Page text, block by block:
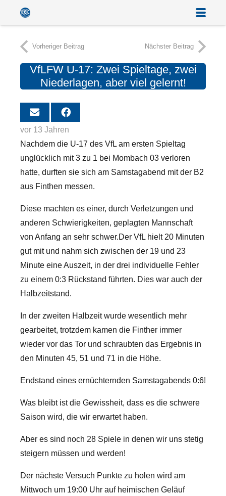
Vorheriger Beitrag Nächster Beitrag
VfLFW U-17: Zwei Spieltage, zwei
Niederlagen, aber viel gelernt!
vor 13 Jahren
Nachdem die U-17 des VfL am ersten Spieltag
unglücklich mit 3 zu 1 bei Mombach 03 verloren
hatte, durften sie sich am Samstagabend mit der B2
aus Finthen messen.
Diese machten es einer, durch Verletzungen und
anderen Schwierigkeiten, geplagten Mannschaft
von Anfang an sehr schwer.Der VfL hielt 20 Minuten
gut mit und nahm sich zwischen der 19 und 23
Minute eine Auszeit, in der drei individuelle Fehler
zu einem 0:3 Rückstand führten. Dies war auch der
Halbzeitstand.
In der zweiten Halbzeit wurde wesentlich mehr
gearbeitet, trotzdem kamen die Finther immer
wieder vor das Tor und schraubten das Ergebnis in
den Minuten 45, 51 und 71 in die Höhe.
Endstand eines ernüchternden Samstagabends 0:6!
Was bleibt ist die Gewissheit, dass es die schwere
Saison wird, die wir erwartet haben.
Aber es sind noch 28 Spiele in denen wir uns stetig
steigern müssen und werden!
Der nächste Versuch Punkte zu holen wird am
Mittwoch um 19:00 Uhr auf heimischen Geläuf